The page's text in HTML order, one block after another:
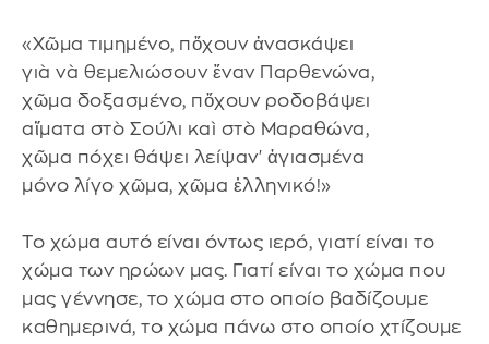
«Χῶμα τιμημένο, πὄχουν ἀνασκάψει
γιὰ νὰ θεμελιώσουν ἕναν Παρθενώνα,
χῶμα δοξασμένο, πὄχουν ροδοβάψει
αἵματα στὸ Σούλι καὶ στὸ Μαραθώνα,
χῶμα πόχει θάψει λείψαν' ἁγιασμένα
μόνο λίγο χῶμα, χῶμα ἑλληνικό!»
Το χώμα αυτό είναι όντως ιερό, γιατί είναι το
χώμα των ηρώων μας. Γιατί είναι το χώμα που
μας γέννησε, το χώμα στο οποίο βαδίζουμε
καθημερινά, το χώμα πάνω στο οποίο χτίζουμε